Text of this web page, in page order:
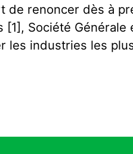
de renoncer dès à
[1], Société
les industries les